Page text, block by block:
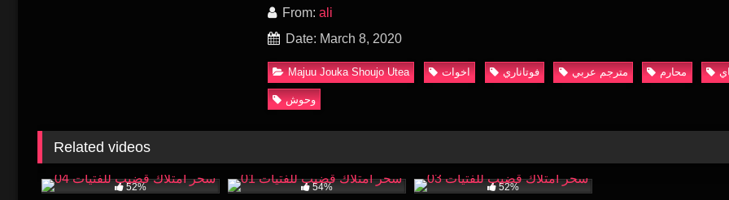
From: ali
Date: March 8, 2020
Majuu Jouka Shoujo Utea اخوات فوتاناري مترجم عربي محارم
وحوش
Related videos
52%
54%
52%